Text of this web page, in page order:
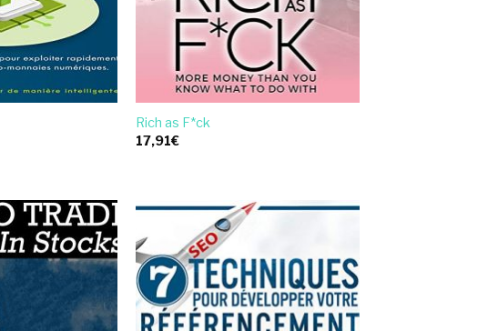
Rich as F*ck
17,91€